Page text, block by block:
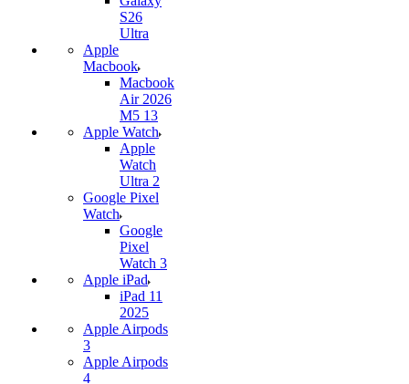
S26
Ultra
Apple
Macbook
Macbook
Air 2026
M5 13
Apple Watch
Apple
Watch
Ultra 2
Google Pixel
Watch
Google
Pixel
Watch 3
Apple iPad
iPad 11
2025
Apple Airpods
3
Apple Airpods
4